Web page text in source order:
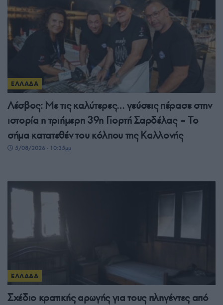
ΕΛΛΑΔΑ
Λέσβος: Με τις καλύτερες… γεύσεις πέρασε στην
ιστορία η τριήμερη 39η Γιορτή Σαρδέλας – Το
σήμα κατατεθέν του κόλπου της Καλλονής
5/08/2026 - 10:35μμ
ΕΛΛΑΔΑ
Σχέδιο κρατικής αρωγής για τους πληγέντες από